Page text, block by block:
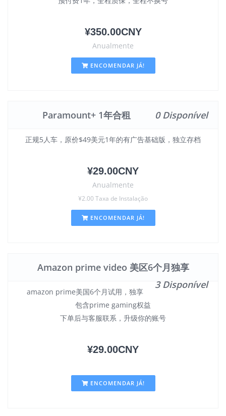
¥350.00CNY
Anualmente
ENCOMENDAR JÁ!
Paramount+ 1年合租 0 Disponível
正规5人车，原价$49美元1年的有广告基础版，独立存档
¥29.00CNY
Anualmente
¥2.00 Taxa de Instalação
ENCOMENDAR JÁ!
Amazon prime video 美区6个月独享
3 Disponível
amazon prime美国6个月试用，独享
包含prime gaming权益
下单后与客服联系，升级你的账号
¥29.00CNY
ENCOMENDAR JÁ!